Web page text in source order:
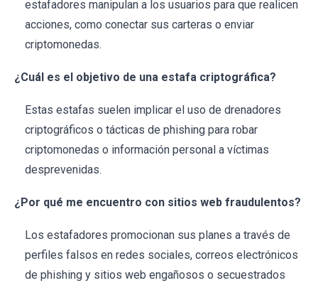
estafadores manipulan a los usuarios para que realicen
acciones, como conectar sus carteras o enviar
criptomonedas.
¿Cuál es el objetivo de una estafa criptográfica?
Estas estafas suelen implicar el uso de drenadores
criptográficos o tácticas de phishing para robar
criptomonedas o información personal a víctimas
desprevenidas.
¿Por qué me encuentro con sitios web fraudulentos?
Los estafadores promocionan sus planes a través de
perfiles falsos en redes sociales, correos electrónicos
de phishing y sitios web engañosos o secuestrados